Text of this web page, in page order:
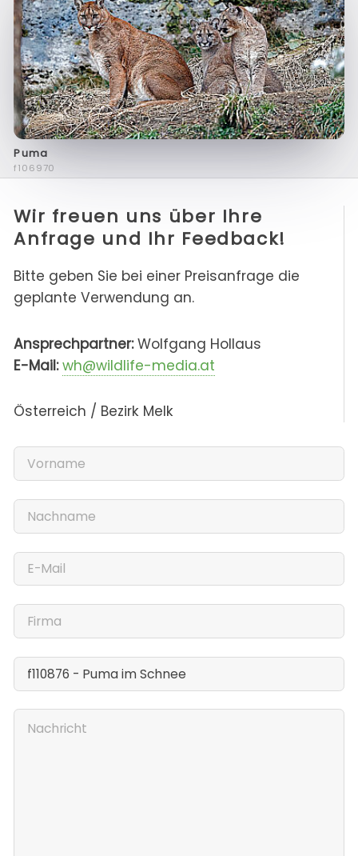
Puma
f106970
Wir freuen uns über Ihre
Anfrage und Ihr Feedback!
Bitte geben Sie bei einer Preisanfrage die
geplante Verwendung an.
Ansprechpartner:Wolfgang Hollaus
E-Mail: wh@wildlife-media.at
Österreich / Bezirk Melk